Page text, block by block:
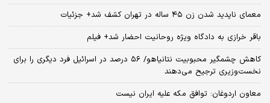
معمای ناپدید شدن زن ۴۵ ساله در تهران کشف شد+ جزئیات
باقر خرازی به دادگاه ویژه روحانیت احضار شد+ فیلم
کاهش چشمگیر محبوبیت نتانیاهو/ ۵۶ درصد در اسرائیل فرد دیگری را برای
نخست‌وزیری ترجیح می‌دهند
معاون اردوغان: توافق مکه علیه ایران نیست